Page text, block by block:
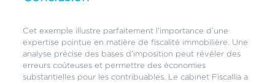
Cet exemple illustre parfaitement l’importance d’une
expertise pointue en matière de fiscalité immobilière. Une
analyse précise des bases d’imposition peut révéler des
erreurs coûteuses et permettre des économies
substantielles pour les contribuables. Le cabinet Fiscallia a